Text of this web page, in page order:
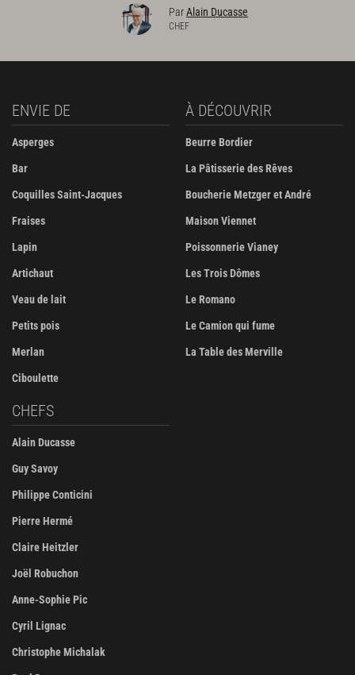
ParAlain Ducasse
CHEF
ENVIE DE
Asperges
Bar
Coquilles Saint-Jacques
Fraises
Lapin
Artichaut
Veau de lait
Petits pois
Merlan
Ciboulette
À DÉCOUVRIR
Beurre Bordier
La Pâtisserie des Rêves
Boucherie Metzger et André
Maison Viennet
Poissonnerie Vianey
Les Trois Dômes
Le Romano
Le Camion qui fume
La Table des Merville
CHEFS
Alain Ducasse
Guy Savoy
Philippe Conticini
Pierre Hermé
Claire Heitzler
Joël Robuchon
Anne-Sophie Pic
Cyril Lignac
Christophe Michalak